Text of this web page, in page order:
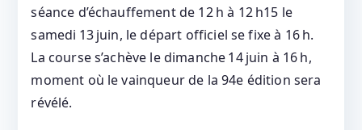
séance d’échauffement de 12 h à 12 h15 le
samedi 13 juin, le départ officiel se fixe à 16 h.
La course s’achève le dimanche 14 juin à 16 h,
moment où le vainqueur de la 94e édition sera
révélé.